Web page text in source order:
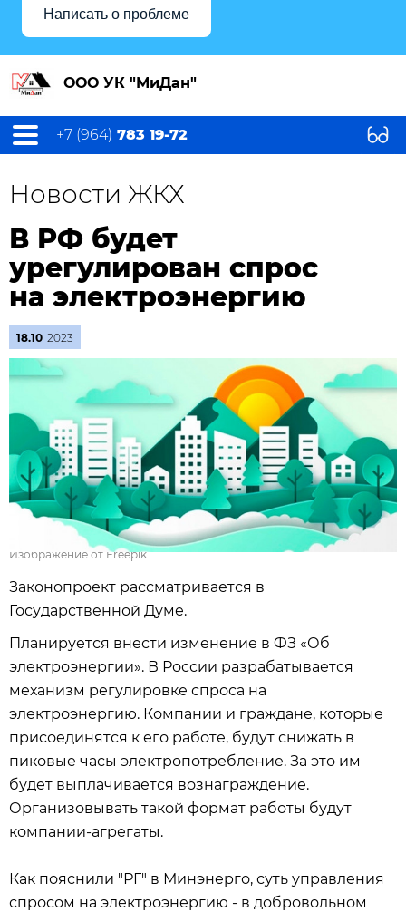
Написать о проблеме
ООО УК "МиДан"
+7 (964) 783 19-72
Новости ЖКХ
В РФ будет
урегулирован спрос
на электроэнергию
18.10 2023
Изображение от Freepik
Законопроект рассматривается в
Государственной Думе.
Планируется внести изменение в ФЗ «Об
электроэнергии». В России разрабатывается
механизм регулировке спроса на
электроэнергию. Компании и граждане, которые
присоединятся к его работе, будут снижать в
пиковые часы электропотребление. За это им
будет выплачивается вознаграждение.
Организовывать такой формат работы будут
компании-агрегаты.
Как пояснили "РГ" в Минэнерго, суть управления
спросом на электроэнергию - в добровольном